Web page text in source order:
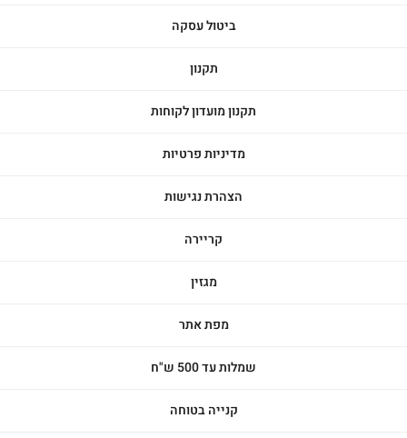
ביטול עסקה
תקנון
תקנון מועדון לקוחות
מדיניות פרטיות
הצהרת נגישות
קריירה
מגזין
מפת אתר
שמלות עד 500 ש"ח
קנייה בטוחה